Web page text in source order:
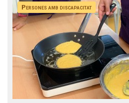
Persones amb discapacitat